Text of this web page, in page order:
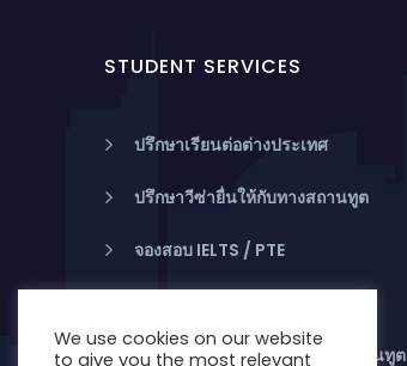
STUDENT SERVICES
ปรึกษาเรียนต่อต่างประเทศ
ปรึกษาวีซ่ายื่นให้กับทางสถานทูต
จองสอบ IELTS / PTE
แปลเอกสารยื่นวีซ่าให้กับทางสถานทูต
We use cookies on our website
to give you the most relevant